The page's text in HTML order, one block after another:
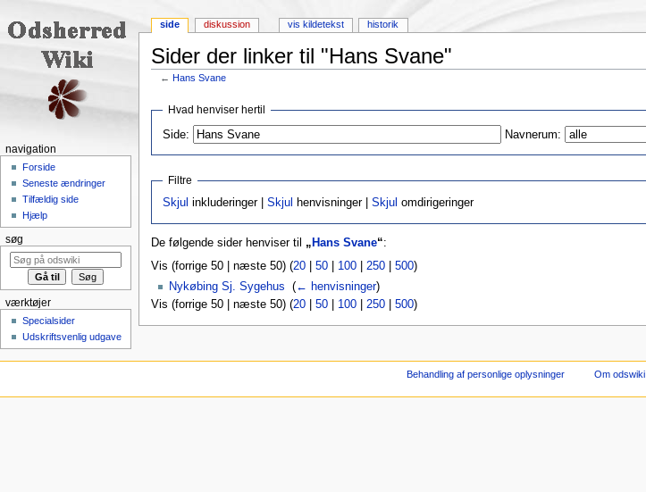
Sider der linker til "Hans Svane"
←Hans Svane
Hvad henviser hertil
Side: Navnerum:
Filtre
Skjul inkluderinger |Skjul henvisninger |Skjul omdirigeringer
De følgende sider henviser til „ Hans Svane“:
Vis (forrige 50 | næste 50) (20| 50| 100| 250| 500)
Nykøbing Sj. Sygehus
(← henvisninger)
Vis (forrige 50 | næste 50) (20| 50| 100| 250| 500)
side diskussion vis kildetekst historik
navigation
Forside
Seneste ændringer
Tilfældig side
Hjælp
søg
værktøjer
Specialsider
Udskriftsvenlig udgave
Behandling af personlige oplysninger Om odswiki